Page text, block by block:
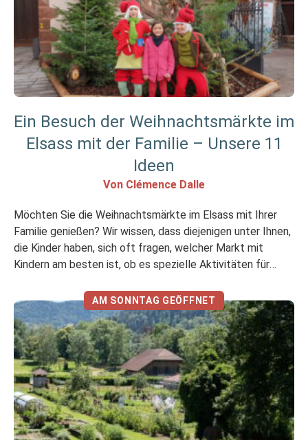
Ein Besuch der Weihnachtsmärkte im
Elsass mit der Familie – Unsere 11
Ideen
Von Clémence Dalle
Möchten Sie die Weihnachtsmärkte im Elsass mit Ihrer
Familie genießen? Wir wissen, dass diejenigen unter Ihnen,
die Kinder haben, sich oft fragen, welcher Markt mit
Kindern am besten ist, ob es spezielle Aktivitäten für
paar Stunden in der Kälte aufwärmen kann… Hier ist […]
AM SONNTAG GEÖFFNET